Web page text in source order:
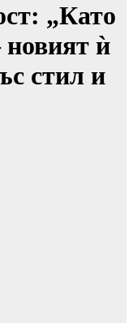
„Като
ѝ
стил и